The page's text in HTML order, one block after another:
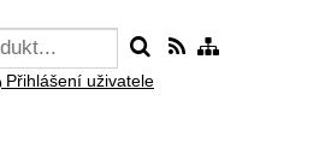
Přihlášení uživatele